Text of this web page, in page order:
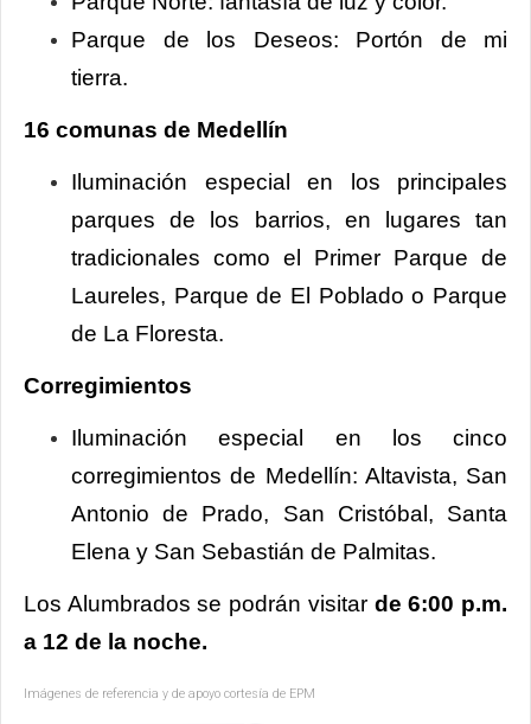
Parque de los Deseos: Portón de mi
tierra.
16 comunas de Medellín
Iluminación especial en los principales
parques de los barrios, en lugares tan
tradicionales como el Primer Parque de
Laureles, Parque de El Poblado o Parque
de La Floresta.
Corregimientos
Iluminación especial en los cinco
corregimientos de Medellín: Altavista, San
Antonio de Prado, San Cristóbal, Santa
Elena y San Sebastián de Palmitas.
Los Alumbrados se podrán visitarde 6:00 p.m.
a 12 de la noche.
Imágenes de referencia y de apoyo cortesía de EPM